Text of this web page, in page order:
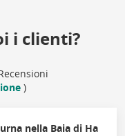
i clienti?
)
nella Baia di Ha